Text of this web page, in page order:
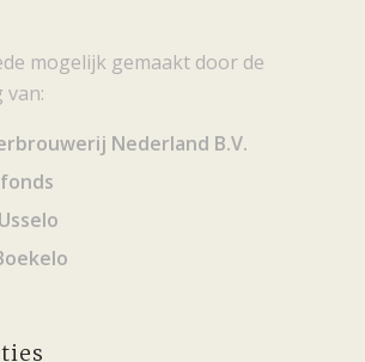
mogelijk gemaakt door de
Nederland B.V.